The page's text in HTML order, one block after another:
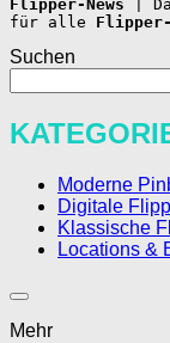
Flipper-News |
für alle Flipper-
Suchen
Moderne
Digitale
Klassische
Locations &
Mehr